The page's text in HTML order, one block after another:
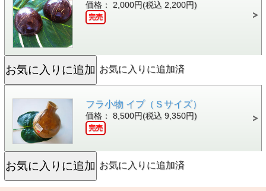
価格： 2,000円(税込 2,200円)
完売
お気に入りに追加済
フラ小物 イプ（Ｓサイズ）
価格： 8,500円(税込 9,350円)
完売
お気に入りに追加済